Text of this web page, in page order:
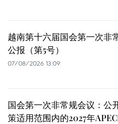
越南第十六届国会第一次非
公报（第5号）
07/08/2026 13:09
国会第一次非常规会议：公
策适用范围内的2027年